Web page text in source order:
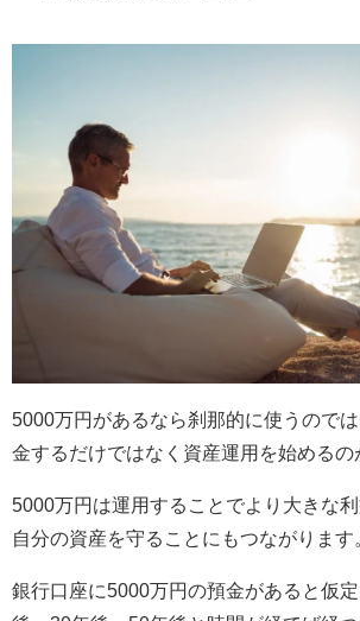
5000万円があるなら刹那的に使うので
金するだけではなく資産運用を始めるの
5000万円は運用することでより大きな
自分の資産を守ることにもつながります
銀行口座に5000万円の預金があると仮